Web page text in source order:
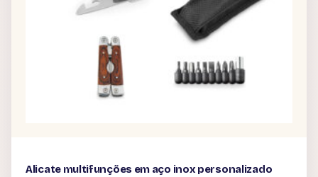
Alicate multifunções em aço inox personalizado